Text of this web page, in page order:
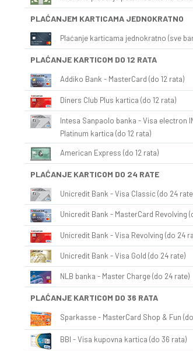
PLAĆANJEM KARTICAMA JEDNOKRATNO
Plaćanje karticama jednokratno (sve
PLAĆANJE KARTICOM DO 12 RATA
Addiko Bank - MasterCard (do 12 rata)
Diners Club Plus kartica (do 12 rata)
Intesa Sanpaolo banka - Visa electron
Platinum kartica (do 12 rata)
American Express (do 12 rata)
PLAĆANJE KARTICOM DO 24 RATE
Unicredit Bank - Visa Classic (do 24
Unicredit Bank - MasterCard Revolving
Unicredit Bank - Visa Revolving (do 24
Unicredit Bank - Visa Gold (do 24 rate)
NLB banka - Master Charge (do 24 rate)
PLAĆANJE KARTICOM DO 36 RATA
Sparkasse - MasterCard Shop & Fun
BBI - Visa kupovna kartica (do 36 rata)